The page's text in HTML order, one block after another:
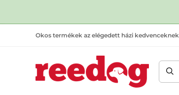
Okos termékek az elégedett házi kedvenceknek